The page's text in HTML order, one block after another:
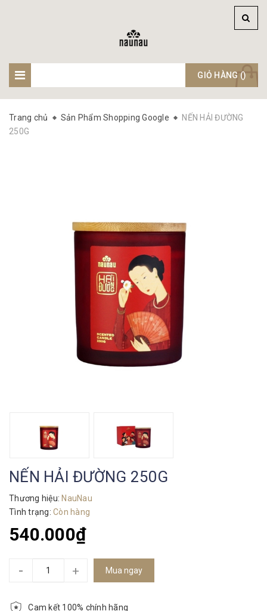
GIỎ HÀNG ()
Trang chủ Sản Phẩm Shopping Google
NẾN HẢI ĐƯỜNG
250G
NẾN HẢI ĐƯỜNG 250G
Thương hiệu: NauNau
Tình trạng: Còn hàng
540.000₫
- + Mua ngay
Cam kết 100% chính hãng